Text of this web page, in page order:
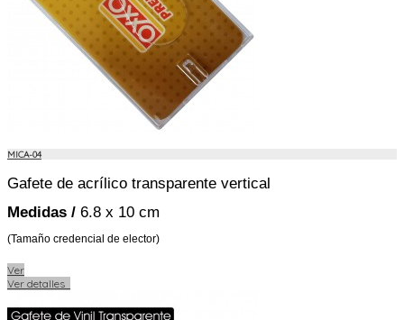
MICA-04
Gafete de acrílico transparente vertical
Medidas / 6.8 x 10 cm
(Tamaño credencial de elector)
Ver
Ver detalles